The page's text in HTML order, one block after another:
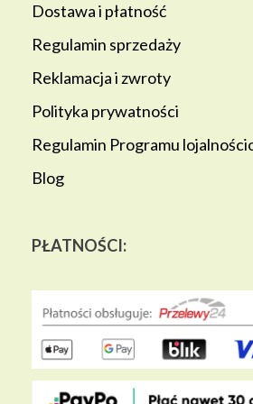
Dostawa i płatność
Regulamin sprzedaży
Reklamacja i zwroty
Polityka prywatności
Regulamin Programu
Blog
PŁATNOŚCI: